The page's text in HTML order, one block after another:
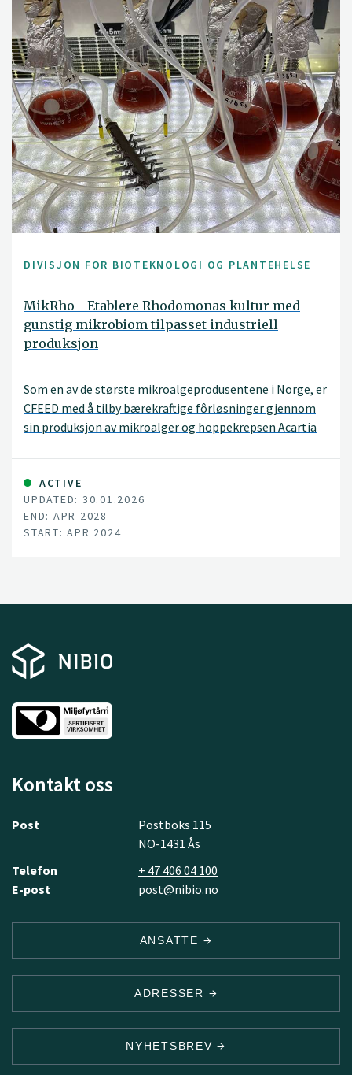
DIVISJON FOR BIOTEKNOLOGI OG PLANTEHELSE
MikRho - Etablere Rhodomonas kultur med
gunstig mikrobiom tilpasset industriell
produksjon
Som en av de største mikroalgeprodusentene i Norge, er
CFEED med å tilby bærekraftige fôrløsninger gjennom
sin produksjon av mikroalger og hoppekrepsen Acartia
blant annet torsk, berggylte og seabream, hvor den er
med å bedre utbyttet til fiskeprodusentene gjennom å
øke vekst, overlevelse og å forbedre larvekvaliteten.
ACTIVE
UPDATED: 30.01.2026
END: APR 2028
START: APR 2024
Kontakt oss
Post
Postboks 115
NO-1431 Ås
Telefon
+ 47 406 04 100
E-post
post@nibio.no
ANSATTE
ADRESSER
NYHETSBREV